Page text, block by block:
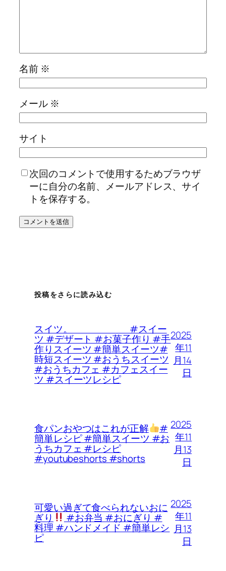
名前 ※
メール ※
サイト
次回のコメントで使用するためブラウザ
ーに自分の名前、メールアドレス、サイ
トを保存する。
投稿をさらに読み込む
スイツ。 #スイー
ツ #デザート #お菓子作り #手
作りスイーツ #簡単スイーツ#
時短スイーツ #おうちスイーツ
#おうちカフェ #カフェスイー
ツ #スイーツレシピ
2025
年11
月14
日
食パンおやつはこれが正解 #
簡単レシピ #簡単スイーツ #お
うちカフェ #レシピ
#youtubeshorts #shorts
2025
年11
月13
日
可愛い過ぎて食べられないおに
ぎり #お弁当 #おにぎり #
料理 #ハンドメイド #簡単レシ
ピ
2025
年11
月13
日